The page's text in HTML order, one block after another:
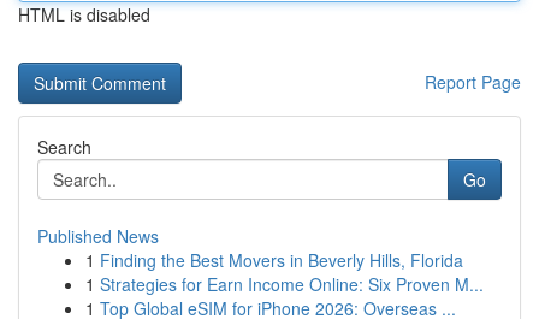
HTML is disabled
Report Page
Search
Go
Published News
1 Finding the Best Movers in Beverly Hills, Florida
1 Strategies for Earn Income Online: Six Proven M...
1 Top Global eSIM for iPhone 2026: Overseas ...